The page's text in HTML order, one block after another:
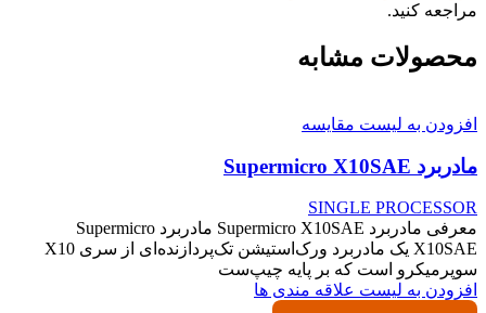
مراجعه کنید.
محصولات مشابه
افزودن به لیست مقایسه
مادربرد Supermicro X10SAE
SINGLE PROCESSOR
معرفی مادربرد Supermicro X10SAE مادربرد Supermicro
X10SAE یک مادربرد ورک‌استیشن تک‌پردازنده‌ای از سری X10
سوپرمیکرو است که بر پایه چیپ‌ست
افزودن به لیست علاقه مندی ها